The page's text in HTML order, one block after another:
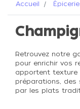
Accueil Épicerie
Retrouvez notre
pour enrichir vos
apportent texture
préparations, des
par les plats